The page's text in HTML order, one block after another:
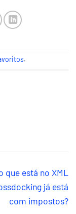
.
que está no XML
já está
com impostos?